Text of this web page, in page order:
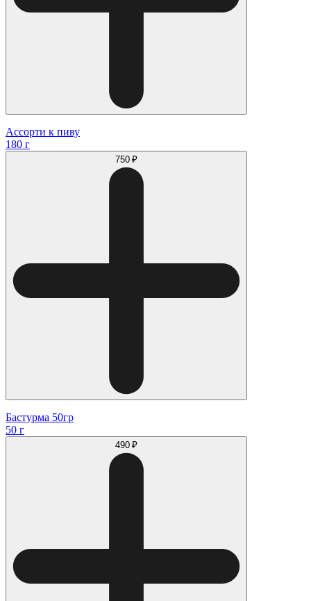
Ассорти к пиву
180 г
750 ₽
Бастурма 50гр
50 г
490 ₽